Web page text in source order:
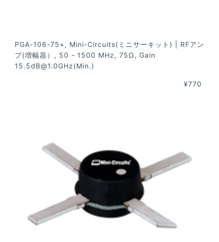
PGA-106-75+, Mini-Circuits(ミニサーキット) | RFアン
プ(増幅器）, 50 - 1500 MHz, 75Ω, Gain
15.5dB@1.0GHz(Min.)
¥770